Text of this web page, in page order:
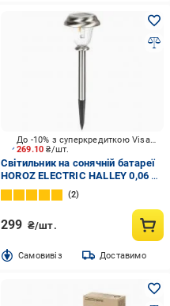
269.10₴/шт.
До -10% з суперкредиткою Visa Вигода
Світильник на сонячній батареї
HOROZ ELECTRIC HALLEY 0,06 Вт
IP44 хром 078-006-0001-010
2
299 ₴/шт.
Cамовивіз Доставимо